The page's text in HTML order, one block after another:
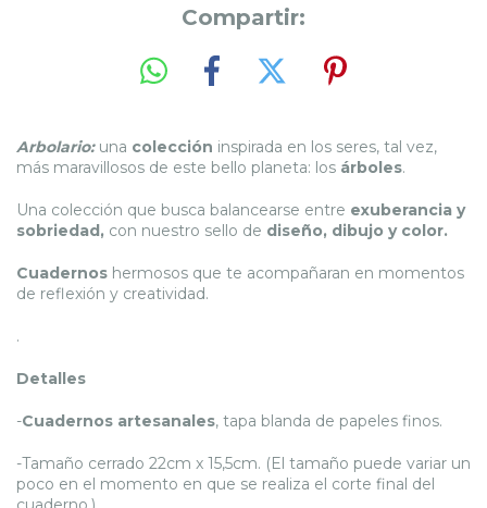
Compartir:
Arbolario: una colección inspirada en los seres, tal vez,
más maravillosos de este bello planeta: los árboles.
Una colección que busca balancearse entre exuberancia y
sobriedad, con nuestro sello de diseño, dibujo y color.
Cuadernos hermosos que te acompañaran en momentos
de reflexión y creatividad.
.
Detalles
-Cuadernos artesanales, tapa blanda de papeles finos.
-Tamaño cerrado 22cm x 15,5cm. (El tamaño puede variar un
poco en el momento en que se realiza el corte final del